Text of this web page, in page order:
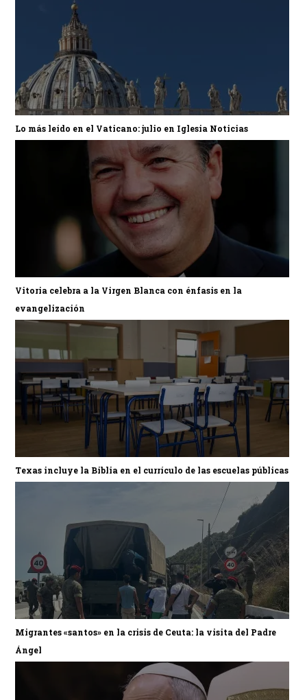
Lo más leído en el Vaticano: julio en Iglesia Noticias
Vitoria celebra a la Virgen Blanca con énfasis en la
evangelización
Texas incluye la Biblia en el currículo de las escuelas públicas
Migrantes «santos» en la crisis de Ceuta: la visita del Padre
Ángel